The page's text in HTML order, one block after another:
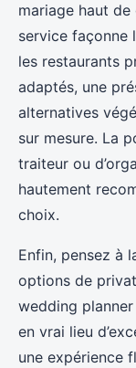
mariage haut
service façonne
les restaurants
adaptés, une
alternatives
sur mesure. La
traiteur ou
hautement
choix.
Enfin, pensez à
options de
wedding
en vrai lieu
une expérience